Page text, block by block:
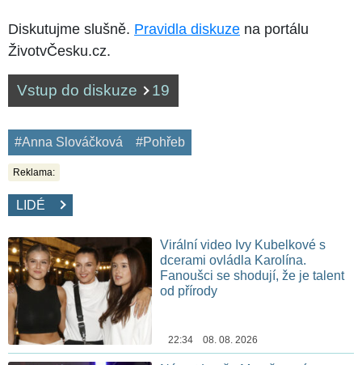
Diskutujme slušně. Pravidla diskuze na portálu
ŽivotvČesku.cz.
Vstup do diskuze 19
#Anna Slováčková #Pohřeb
Reklama:
LIDÉ
Virální video Ivy Kubelkové s
dcerami ovládla Karolína.
Fanoušci se shodují, že je talent
od přírody
22:34 08. 08. 2026